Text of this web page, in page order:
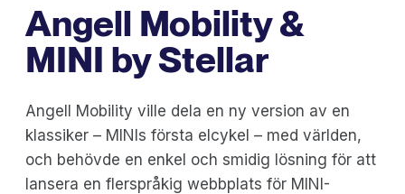
Angell Mobility &
MINI by Stellar
Angell Mobility ville dela en ny version av en
klassiker – MINIs första elcykel – med världen,
och behövde en enkel och smidig lösning för att
lansera en flerspråkig webbplats för MINI-